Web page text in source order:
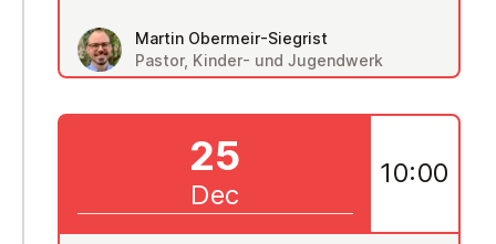
Martin Obermeir-Siegrist
Pastor, Kinder- und Jugendwerk
25
Dec
10:00